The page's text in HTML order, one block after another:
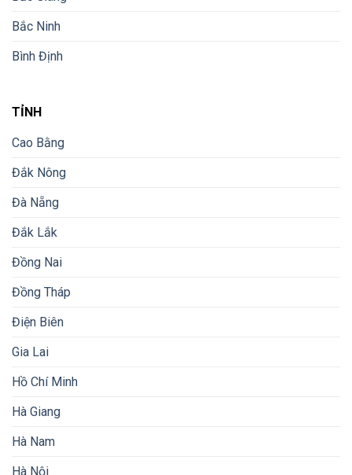
Bắc Ninh
Bình Định
TỈNH
Cao Bằng
Đắk Nông
Đà Nẵng
Đắk Lắk
Đồng Nai
Đồng Tháp
Điện Biên
Gia Lai
Hồ Chí Minh
Hà Giang
Hà Nam
Hà Nội